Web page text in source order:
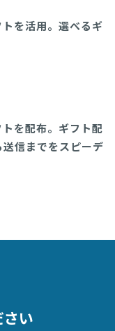
giftee Port
を活用。選べるギ
giftee Port
を配布。ギフト配
信までをスピーデ
い